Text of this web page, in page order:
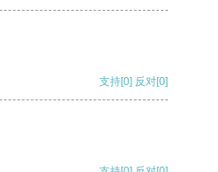
支持[0] 反对[0]